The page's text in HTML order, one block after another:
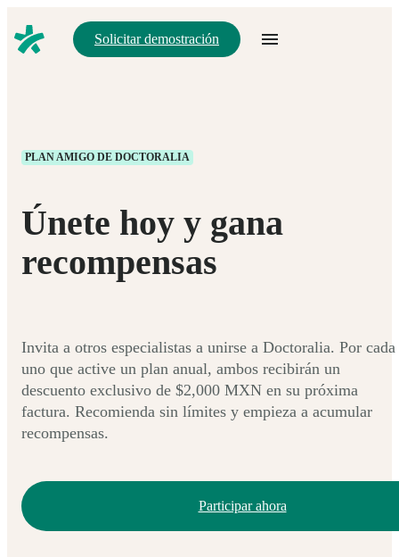
Solicitar demostración
PLAN AMIGO DE DOCTORALIA
Únete hoy y gana
recompensas
Invita a otros especialistas a unirse a Doctoralia. Por cada
uno que active un plan anual, ambos recibirán un
descuento exclusivo de $2,000 MXN en su próxima
factura. Recomienda sin límites y empieza a acumular
recompensas.
Participar ahora